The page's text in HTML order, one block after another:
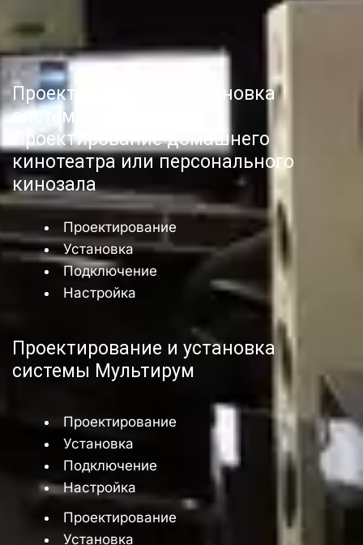
Персональный
кинозал под ключ
Узнать больше
Проектирование и установка
системы умный дом
Проектирование домашнего
кинотеатра или персонального
кинозала
Проектирование
Установка
Подключение
Настройка
Проектирование и установка
системы Мультирум
Проектирование
Установка
Подключение
Настройка
Проектирование
Установка